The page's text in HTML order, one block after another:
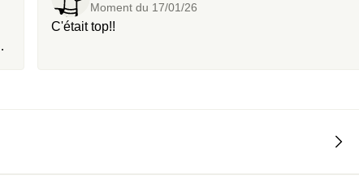
Moment du 17/01/26
C'était top!!